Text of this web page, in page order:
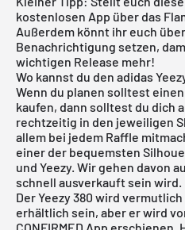
kostenlosen App über das
Außerdem könnt ihr euch
Benachrichtigung setzen,
wichtigen Release mehr!
Wo kannst du den adidas
Wenn du planen solltest
kaufen, dann solltest du dich
rechtzeitig in den jeweiligen
allem bei jedem Raffle
einer der bequemsten
und Yeezy. Wir gehen davon
schnell ausverkauft sein wird.
Der Yeezy 380 wird
erhältlich sein, aber er wird